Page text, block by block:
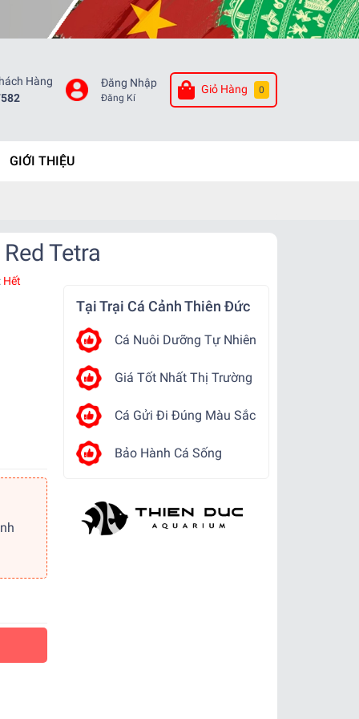
Hàng
Đăng Nhập
Đăng Kí
Giỏ Hàng 0
GIỚI THIỆU
Tetra
Hết
Tại Trại Cá Cảnh Thiên Đức
Cá Nuôi Dưỡng Tự Nhiên
Giá Tốt Nhất Thị Trường
Cá Gửi Đi Đúng Màu Sắc
Bảo Hành Cá Sống